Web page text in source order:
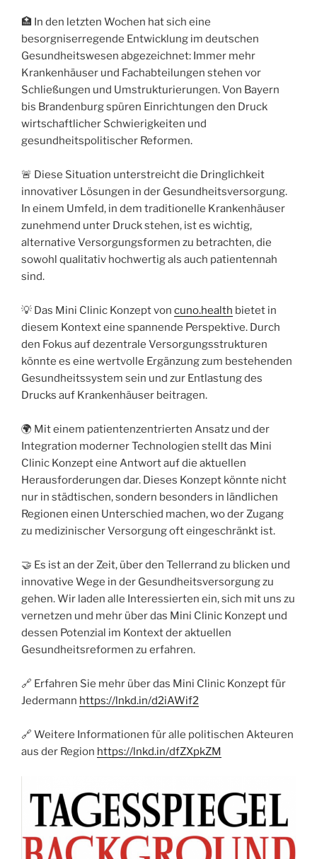
🏥 In den letzten Wochen hat sich eine
besorgniserregende Entwicklung im deutschen
Gesundheitswesen abgezeichnet: Immer mehr
Krankenhäuser und Fachabteilungen stehen vor
Schließungen und Umstrukturierungen. Von Bayern
bis Brandenburg spüren Einrichtungen den Druck
wirtschaftlicher Schwierigkeiten und
gesundheitspolitischer Reformen.
🚨 Diese Situation unterstreicht die Dringlichkeit
innovativer Lösungen in der Gesundheitsversorgung.
In einem Umfeld, in dem traditionelle Krankenhäuser
zunehmend unter Druck stehen, ist es wichtig,
alternative Versorgungsformen zu betrachten, die
sowohl qualitativ hochwertig als auch patientennah
sind.
💡 Das Mini Clinic Konzept von cuno.health bietet in
diesem Kontext eine spannende Perspektive. Durch
den Fokus auf dezentrale Versorgungsstrukturen
könnte es eine wertvolle Ergänzung zum bestehenden
Gesundheitssystem sein und zur Entlastung des
Drucks auf Krankenhäuser beitragen.
🌍 Mit einem patientenzentrierten Ansatz und der
Integration moderner Technologien stellt das Mini
Clinic Konzept eine Antwort auf die aktuellen
Herausforderungen dar. Dieses Konzept könnte nicht
nur in städtischen, sondern besonders in ländlichen
Regionen einen Unterschied machen, wo der Zugang
zu medizinischer Versorgung oft eingeschränkt ist.
🤝 Es ist an der Zeit, über den Tellerrand zu blicken und
innovative Wege in der Gesundheitsversorgung zu
gehen. Wir laden alle Interessierten ein, sich mit uns zu
vernetzen und mehr über das Mini Clinic Konzept und
dessen Potenzial im Kontext der aktuellen
Gesundheitsreformen zu erfahren.
🔗 Erfahren Sie mehr über das Mini Clinic Konzept für
Jedermann https://lnkd.in/d2iAWif2
🔗 Weitere Informationen für alle politischen Akteuren
aus der Region https://lnkd.in/dfZXpkZM